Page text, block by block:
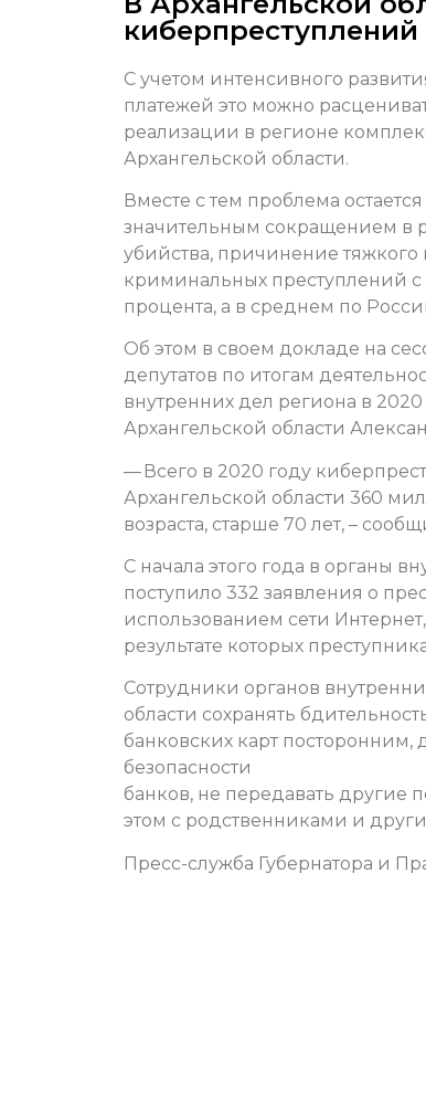
киберпреступлений
С учетом интенсивного
платежей это можно
реализации в регионе
Архангельской области.
Вместе с тем проблема
значительным сокращением в
убийства, причинение
криминальных преступлений с
процента, а в среднем по
Об этом в своем докладе на
депутатов по итогам
внутренних дел региона в
Архангельской области
— Всего в 2020 году
Архангельской области 360
возраста, старше 70 лет, –
С начала этого года в органы
поступило 332 заявления о
использованием сети
результате которых
Сотрудники органов
области сохранять
банковских карт
безопасности
банков, не передавать
этом с родственниками и
Пресс-служба Губернатора и